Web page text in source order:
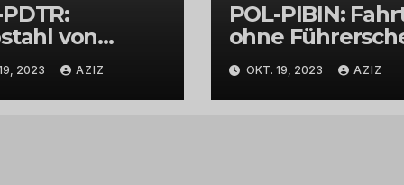
von
2023 AZIZ
POL-PIBIN:
ohne
und unter
von Drogen
OKT. 19, 2023 AZIZ